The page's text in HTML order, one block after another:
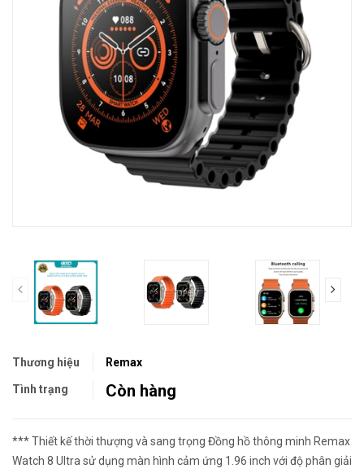
prev
Thương hiệu Remax
Tình trạng Còn hàng
*** Thiết kế thời thượng và sang trọng Đồng hồ thông minh Remax
Watch 8 Ultra sử dụng màn hình cảm ứng 1.96 inch với độ phân giải